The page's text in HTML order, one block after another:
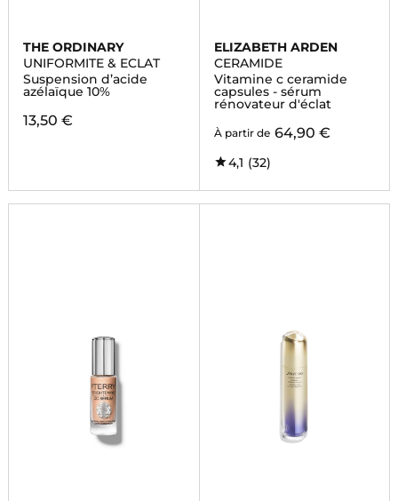
THE ORDINARY
UNIFORMITE & ECLAT
Suspension d’acide
azélaïque 10%
13,50 €
ELIZABETH ARDEN
CERAMIDE
Vitamine c ceramide
capsules - sérum
rénovateur d'éclat
À partir de 64,90 €
4,1 (32)